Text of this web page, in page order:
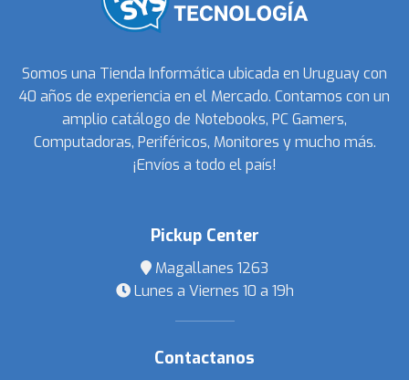
Somos una Tienda Informática ubicada en Uruguay con
40 años de experiencia en el Mercado. Contamos con un
amplio catálogo de Notebooks, PC Gamers,
Computadoras, Periféricos, Monitores y mucho más.
¡Envíos a todo el país!
Pickup Center
Magallanes 1263
Lunes a Viernes 10 a 19h
Contactanos